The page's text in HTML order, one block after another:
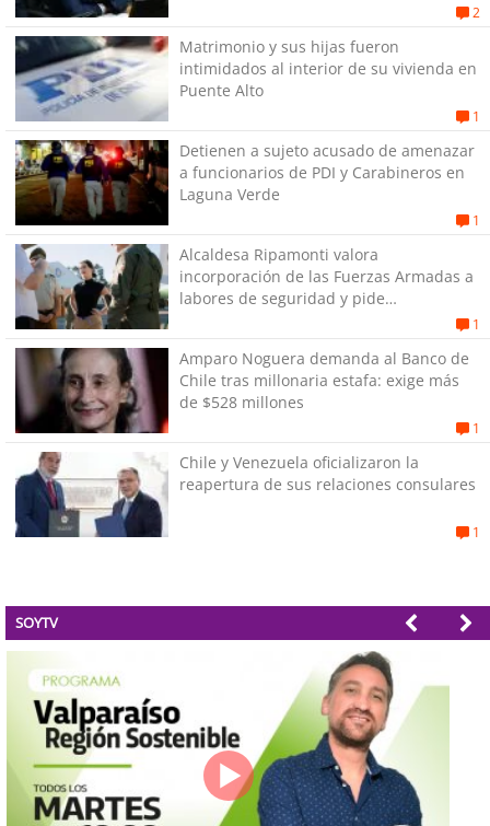
2
Matrimonio y sus hijas fueron
intimidados al interior de su vivienda en
Puente Alto
1
Detienen a sujeto acusado de amenazar
a funcionarios de PDI y Carabineros en
Laguna Verde
1
Alcaldesa Ripamonti valora
incorporación de las Fuerzas Armadas a
labores de seguridad y pide
1
Amparo Noguera demanda al Banco de
Chile tras millonaria estafa: exige más
de $528 millones
1
Chile y Venezuela oficializaron la
reapertura de sus relaciones consulares
1
SOYTV